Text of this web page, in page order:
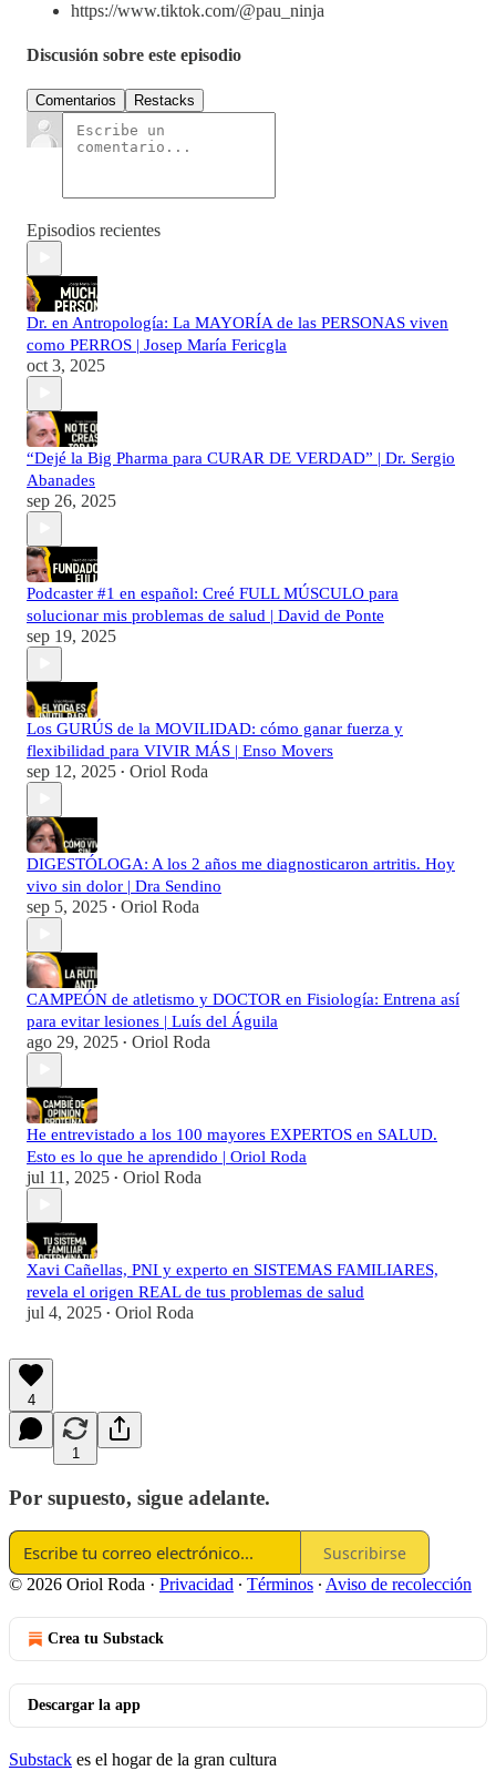
https://www.tiktok.com/@pau_ninja
Discusión sobre este episodio
Comentarios Restacks
Episodios recientes
Dr. en Antropología: La MAYORÍA de las PERSONAS viven
como PERROS | Josep María Fericgla
oct 3, 2025
“Dejé la Big Pharma para CURAR DE VERDAD” | Dr. Sergio
Abanades
sep 26, 2025
Podcaster #1 en español: Creé FULL MÚSCULO para
solucionar mis problemas de salud | David de Ponte
sep 19, 2025
Los GURÚS de la MOVILIDAD: cómo ganar fuerza y
flexibilidad para VIVIR MÁS | Enso Movers
sep 12, 2025 • Oriol Roda
DIGESTÓLOGA: A los 2 años me diagnosticaron artritis. Hoy
vivo sin dolor | Dra Sendino
sep 5, 2025 • Oriol Roda
CAMPEÓN de atletismo y DOCTOR en Fisiología: Entrena así
para evitar lesiones | Luís del Águila
ago 29, 2025 • Oriol Roda
He entrevistado a los 100 mayores EXPERTOS en SALUD.
Esto es lo que he aprendido | Oriol Roda
jul 11, 2025 • Oriol Roda
Xavi Cañellas, PNI y experto en SISTEMAS FAMILIARES,
revela el origen REAL de tus problemas de salud
jul 4, 2025 • Oriol Roda
4
1
Por supuesto, sigue adelante.
Suscribirse
© 2026 Oriol Roda · Privacidad ∙ Términos ∙ Aviso de recolección
Crea tu Substack
Descargar la app
Substack es el hogar de la gran cultura